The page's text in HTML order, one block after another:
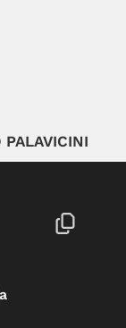
PALAVICINI